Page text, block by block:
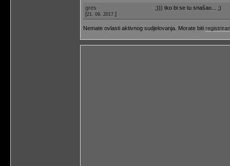
gres
[21. 09. 2017. ]
;))) tko bi se tu snašao... ;)
Nemate ovlasti aktivnog sudjelovanja. Morate biti